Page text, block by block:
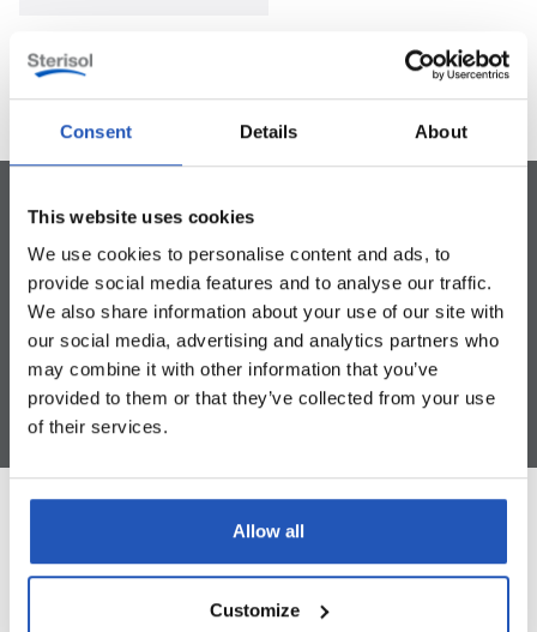
Consent Details About
This website uses cookies
We use cookies to personalise content and ads, to
provide social media features and to analyse our traffic.
We also share information about your use of our site with
our social media, advertising and analytics partners who
may combine it with other information that you’ve
provided to them or that they’ve collected from your use
of their services.
Allow all
Customize
 
Konserveringsmedelsfri
Utan silikoner
För kropp och hår
Specifikation